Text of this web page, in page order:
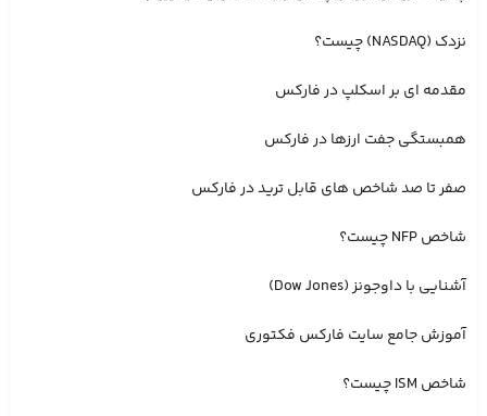
نزدک (NASDAQ) چیست؟
مقدمه ای بر اسکلپ در فارکس
همبستگی جفت ارزها در فارکس
صفر تا صد شاخص های قابل ترید در فارکس
شاخص NFP چیست؟
آشنایی با داوجونز (Dow Jones)
آموزش جامع سایت فارکس فکتوری
شاخص ISM چیست؟